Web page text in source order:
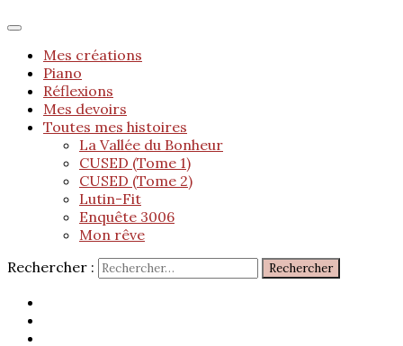
Mes créations
Piano
Réflexions
Mes devoirs
Toutes mes histoires
La Vallée du Bonheur
CUSED (Tome 1)
CUSED (Tome 2)
Lutin-Fit
Enquête 3006
Mon rêve
Rechercher :